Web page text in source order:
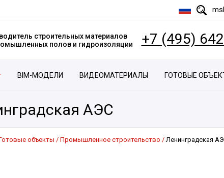
строительных материалов
полов и гидроизоляции
+7 (495)
BIM-МОДЕЛИ ВИДЕОМАТЕРИАЛЫ ГОТОВЫЕ
АЭС
объекты Промышленное строительство Ленинградская